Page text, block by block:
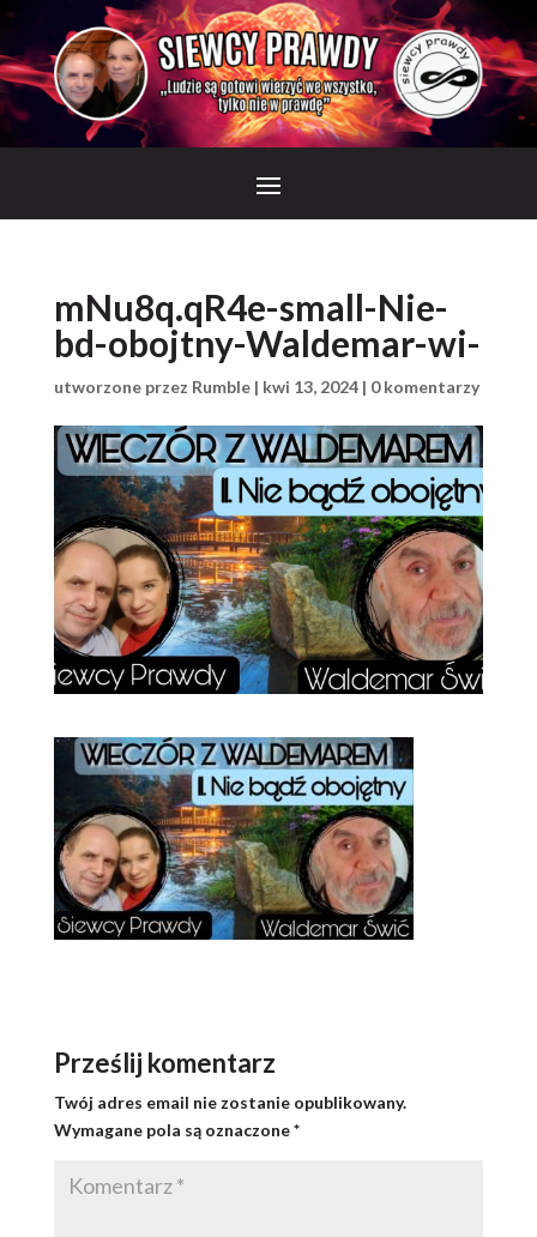
mNu8q.qR4e-small-Nie-
bd-obojtny-Waldemar-wi-
utworzone przez Rumble| kwi 13, 2024| 0 komentarzy
Prześlij komentarz
Twój adres email nie zostanie opublikowany.
Wymagane pola są oznaczone*